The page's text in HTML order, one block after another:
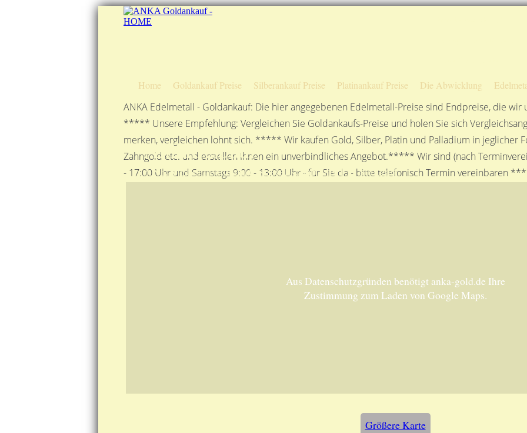
Home Goldankauf Preise Silberankauf Preise Platinankauf Preise Die Abwicklung
ANKA Edelmetall - Goldankauf: Die hier angegebenen Edelmetall-Preise sind Endpreise, die wir
***** Unsere Empfehlung: Vergleichen Sie Goldankaufs-Preise und holen Sie sich
merken, vergleichen lohnt sich. ***** Wir kaufen Gold, Silber, Platin und Palladium in jeglicher
Zahngold etc. und erstellen Ihnen ein unverbindliches Angebot.***** Wir sind (nach
- 17:00 Uhr und Samstags 9:00 - 13:00 Uhr - für Sie da - bitte telefonisch Termin vereinbaren
Anfahrtsplan
ANKA Edelmetallhandelsgesellschaft mbH in Stuttgart
Größere Karte
Aus Datenschutzgründen benötigt anka-gold.de Ihre
Zustimmung zum Laden von Google Maps.